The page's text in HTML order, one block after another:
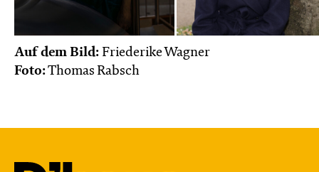
Auf dem Bild: Friederike Wagner
Foto:Thomas Rabsch